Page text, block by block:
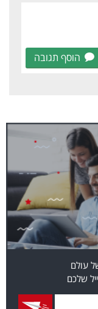
הוסף תגובה
עולם
שלכם